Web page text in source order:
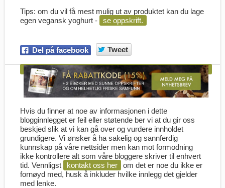
Tips: om du vil få mest mulig ut av produktet kan du lage
egen vegansk yoghurt -
se oppskrift.
Del på facebook Tweet
Hvis du finner at noe av informasjonen i dette
blogginnlegget er feil eller støtende ber vi at du gir oss
beskjed slik at vi kan gå over og vurdere innholdet
grundigere. Vi ønsker å ha sakelig og sannferdig
kunnskap på våre nettsider men kan mot formodning
ikke kontrollere alt som våre bloggere skriver til enhvert
tid. Vennligst
kontakt oss her
om det er noe du ikke er
fornøyd med, husk å inkluder hvilke innlegg det gjelder
med lenke.